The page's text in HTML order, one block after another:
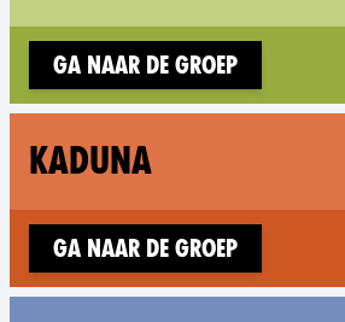
Ga naar de groep
KADUNA
Ga naar de groep